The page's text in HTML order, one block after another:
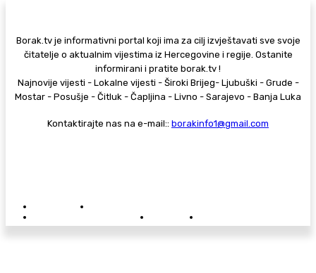
Borak.tv je informativni portal koji ima za cilj izvještavati sve svoje
čitatelje o aktualnim vijestima iz Hercegovine i regije. Ostanite
informirani i pratite borak.tv !
Najnovije vijesti - Lokalne vijesti - Široki Brijeg- Ljubuški - Grude -
Mostar - Posušje - Čitluk - Čapljina - Livno - Sarajevo - Banja Luka
Kontaktirajte nas na e-mail:: borakinfo1@gmail.com